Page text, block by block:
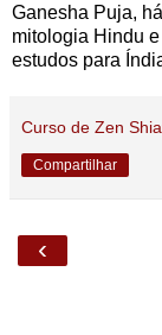
Ganesha Puja,
mitologia Hindu
estudos para
Curso de Zen
Compartilhar
‹